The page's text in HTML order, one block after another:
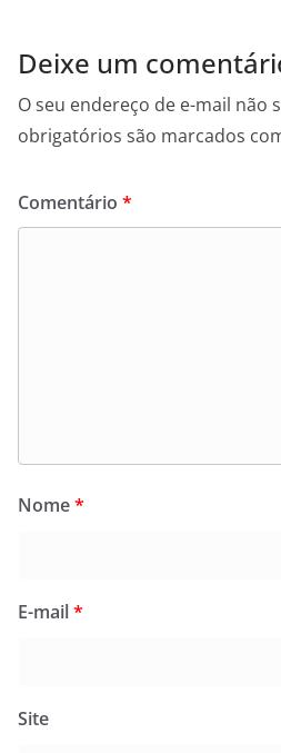
Deixe um
O seu endereço de e-mail não
obrigatórios são marcados
Comentário *
Nome*
E-mail*
Site